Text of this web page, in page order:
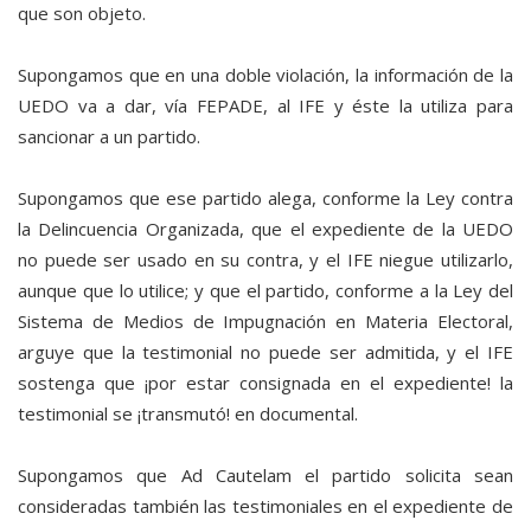
que son objeto.
Supongamos que en una doble violación, la información de la
UEDO va a dar, vía FEPADE, al IFE y éste la utiliza para
sancionar a un partido.
Supongamos que ese partido alega, conforme la Ley contra
la Delincuencia Organizada, que el expediente de la UEDO
no puede ser usado en su contra, y el IFE niegue utilizarlo,
aunque que lo utilice; y que el partido, conforme a la Ley del
Sistema de Medios de Impugnación en Materia Electoral,
arguye que la testimonial no puede ser admitida, y el IFE
sostenga que ¡por estar consignada en el expediente! la
testimonial se ¡transmutó! en documental.
Supongamos que Ad Cautelam el partido solicita sean
consideradas también las testimoniales en el expediente de